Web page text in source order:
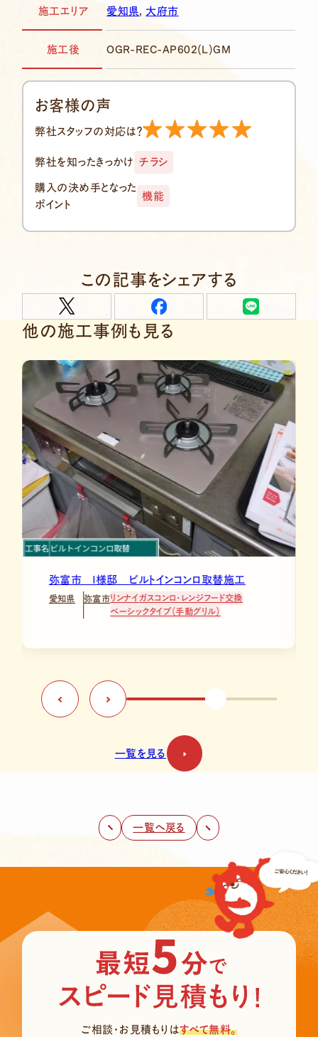
施工エリア 愛知県, 大府市
施工後 OGR-REC-AP602(L)GM
お客様の声
弊社スタッフの対応は？
弊社を知ったきっかけ チラシ
購入の決め手となった
ポイント
機能
この記事をシェアする
他の施工事例も見る
愛西市 O様邸 ビルトインコンロ取替施工
愛知県 愛西市 リンナイガスコンロ・レンジフード交換
スマートタイプ（厳選機能）
一覧を見る
一覧へ戻る
ご相談・お見積もりはすべて無料。